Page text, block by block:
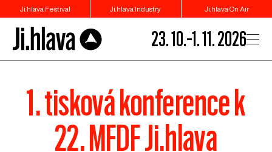
Ji.hlava Festival Ji.hlava Industry Ji.hlava On Air
23. 10.–1. 11. 2026
1. tisková konference k
22. MFDF Ji.hlava